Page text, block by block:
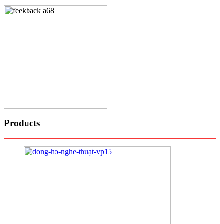
Products